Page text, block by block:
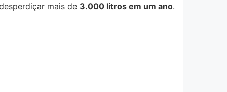
mais de 3.000 litros em um ano.